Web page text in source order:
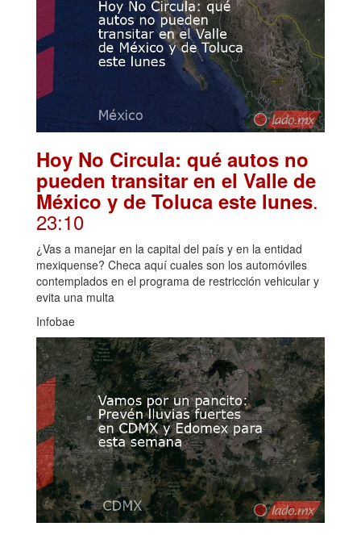
Hoy No Circula: qué autos no
pueden transitar en el Valle de
México y de Toluca este lunes.
23:10
¿Vas a manejar en la capital del país y en la entidad
mexiquense? Checa aquí cuales son los automóviles
contemplados en el programa de restricción vehicular y
evita una multa
Infobae